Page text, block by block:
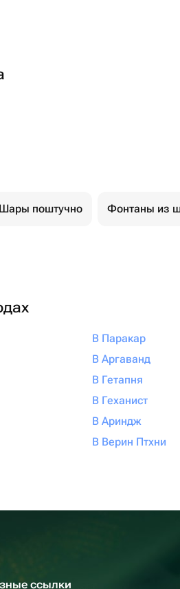
Шары поштучно Фонтаны из
В Паракар
В Аргаванд
В Гетапня
В Геханист
В Ариндж
В Верин Птхни
ссылки